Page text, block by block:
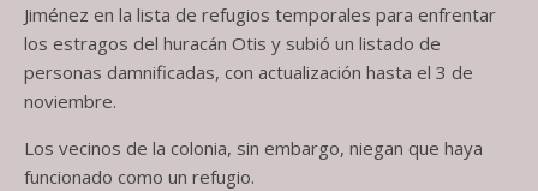
Jiménez en la lista de refugios temporales para enfrentar
los estragos del huracán Otis y subió un listado de
personas damnificadas, con actualización hasta el 3 de
noviembre.
Los vecinos de la colonia, sin embargo, niegan que haya
funcionado como un refugio.